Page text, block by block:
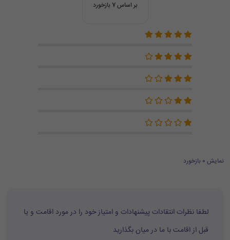
بر اساس 7 بازخورد
نمایش 0 بازخورد
لطفا نظرات انتقادات پیشنهادات و امتیاز خود را در مورد اقامت و یا
قبل از اقامت با ما در میان بگذارید